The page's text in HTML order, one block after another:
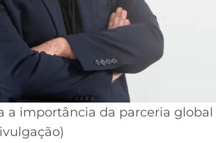
a importância da parceria